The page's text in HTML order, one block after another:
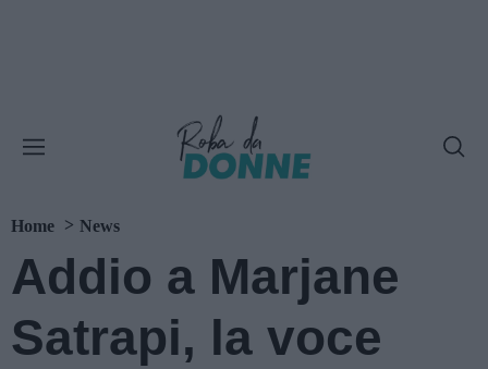
Home News
Addio a Marjane
Satrapi, la voce